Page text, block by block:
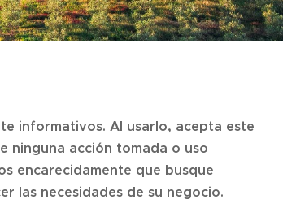
informativos. Al usarlo, acepta este
ninguna acción tomada o uso
encarecidamente que busque
las necesidades de su negocio.